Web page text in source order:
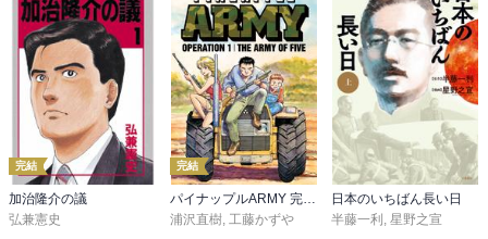
完結
加治隆介の議
弘兼憲史
完結
パイナップルARMY 完全増補デジタル版
浦沢直樹, 工藤かずや
日本のいちばん長い日
半藤一利 , 星野之宣